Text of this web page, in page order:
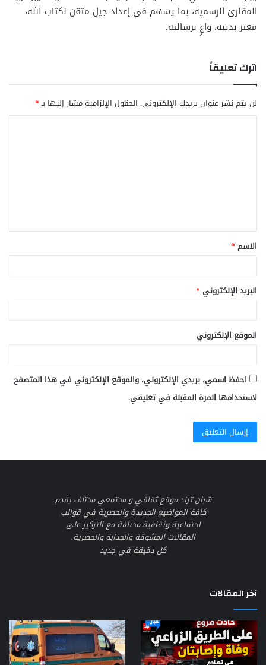
المقارئ الرسمية، بما يسهم في إعداد جيل متقن لكتاب الله،
معتز بدينه، واعٍ برسالته.
اترك تعليقاً
لن يتم نشر عنوان بريدك الإلكتروني. الحقول الإلزامية مشار إليها بـ*
ق
*
الاسم *
البريد الإلكتروني *
الموقع الإلكتروني
احفظ اسمي، بريدي الإلكتروني، والموقع الإلكتروني في هذا المتصفح
لاستخدامها المرة المقبلة في تعليقي.
شبان ترند موقع ثقافي و مجتمعي مختلف يقدم
كافة المواضيع الجديدة والحصرية في قوالب
اجتماعية وثقافية مختلفة مع التركيز على
المقالات المشوقة والجذابة والحصرية.
كل دقيقة في جديد
آخر المقالات